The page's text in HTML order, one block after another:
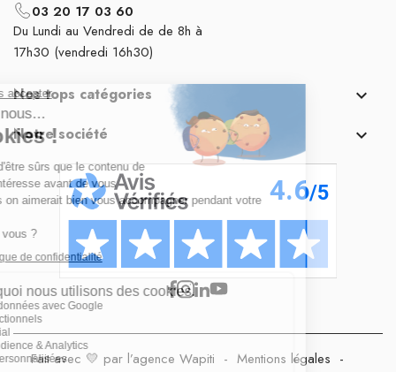
03 20 17 03 60
Du Lundi au Vendredi de de 8h à
17h30 (vendredi 16h30)
Nos tops catégories 
Notre société 
Fait avec 💛 par l’agence Wapiti - Mentions légales -